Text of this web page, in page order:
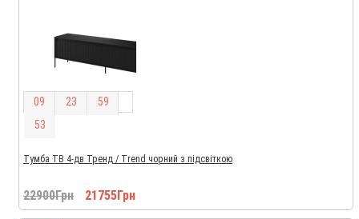
09 23 59
52
Тумба ТВ 4-дв Тренд / Trend чорний з підсвіткою
22900Грн 21755Грн